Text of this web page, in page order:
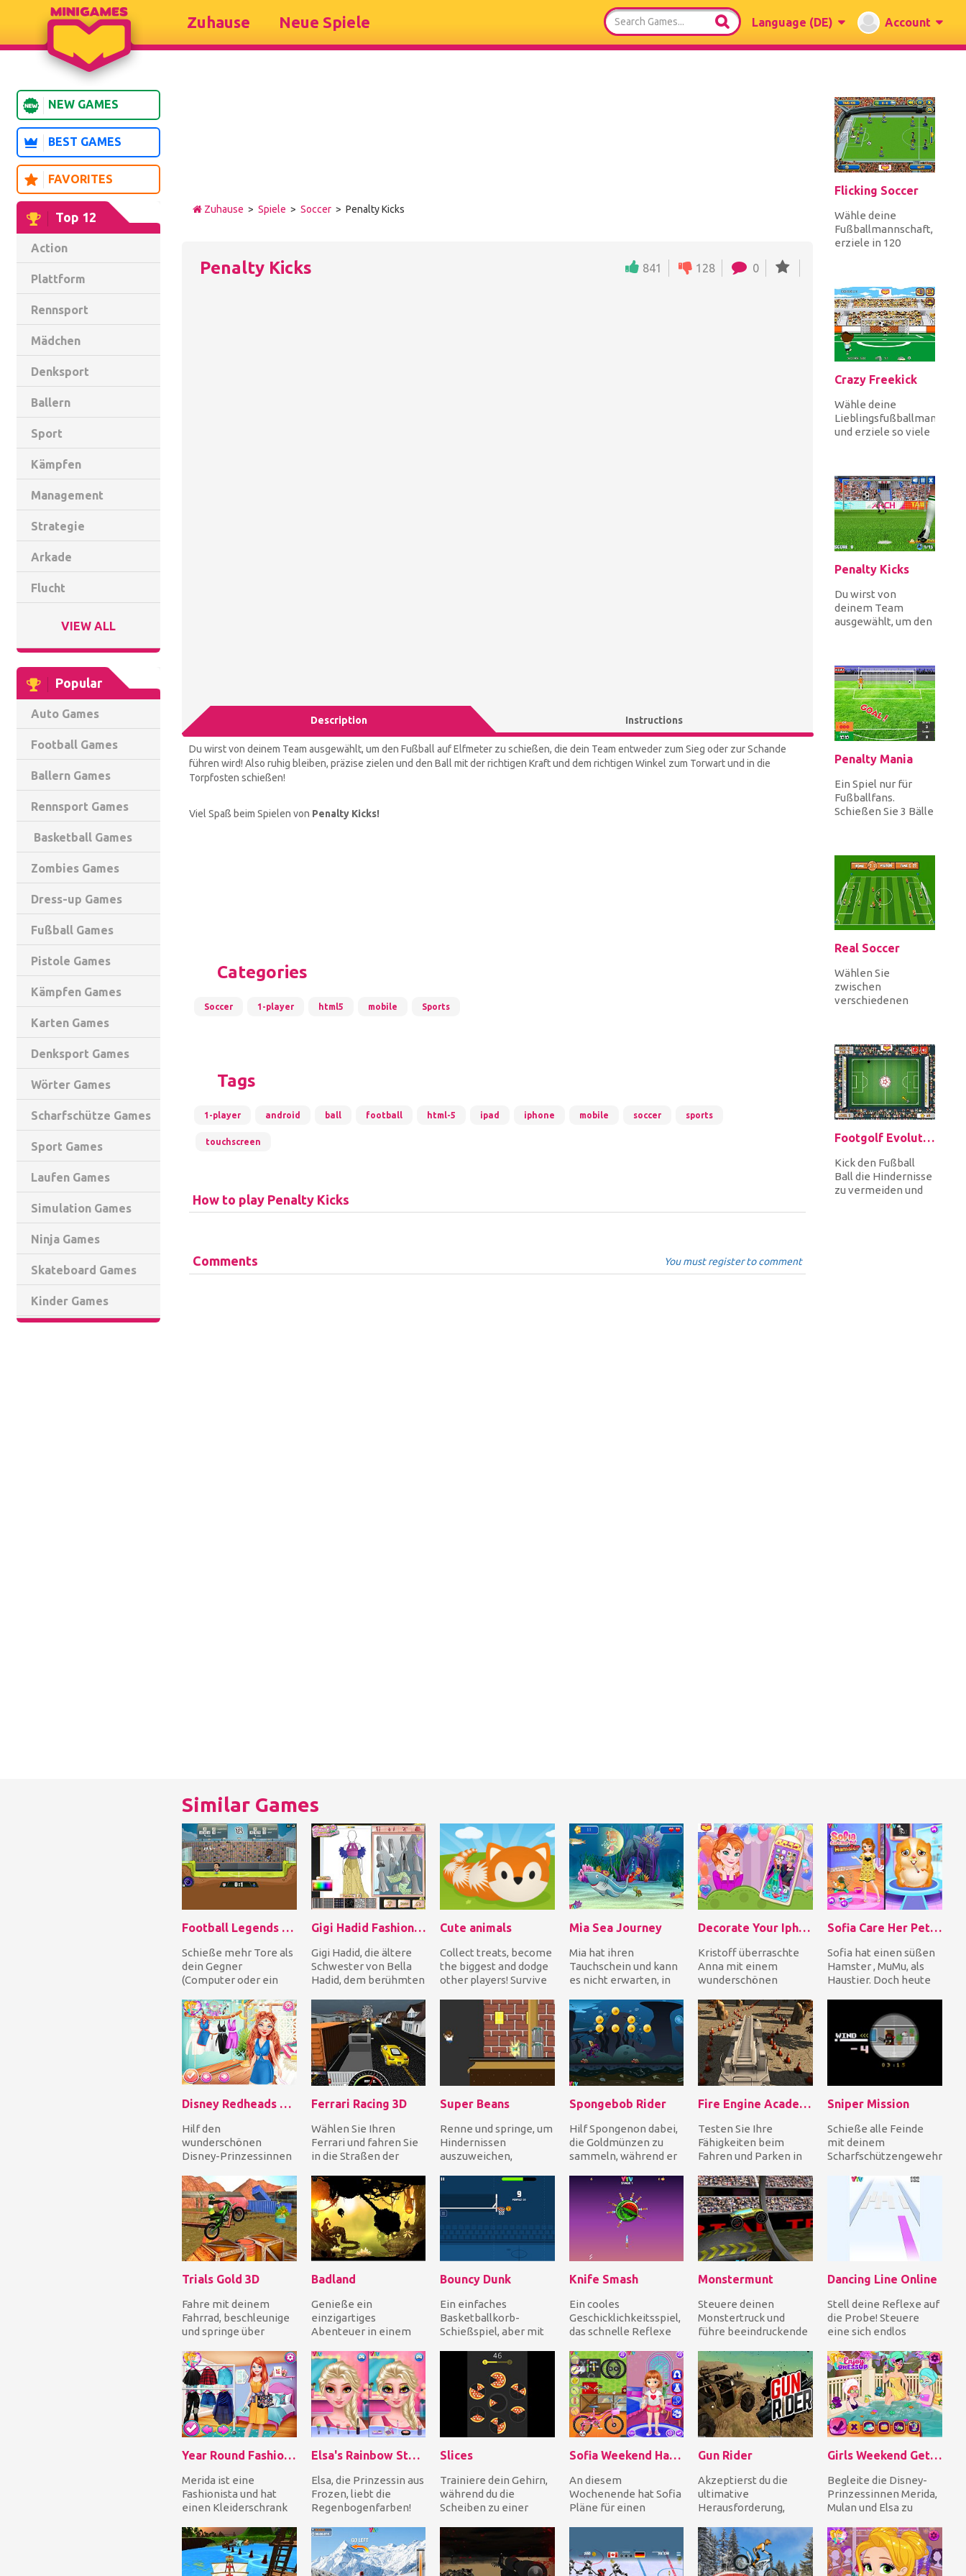
Language (DE) Account
Zuhause Neue Spiele
NEW GAMES
BEST GAMES
FAVORITES
Top 12
Action
Plattform
Rennsport
Mädchen
Denksport
Ballern
Sport
Kämpfen
Management
Strategie
Arkade
Flucht
VIEW ALL
Popular
Auto Games
Football Games
Ballern Games
Rennsport Games
Basketball Games
Zombies Games
Dress-up Games
Fußball Games
Pistole Games
Kämpfen Games
Karten Games
Denksport Games
Wörter Games
Scharfschütze Games
Sport Games
Laufen Games
Simulation Games
Ninja Games
Skateboard Games
Kinder Games
Zuhause > Spiele > Soccer> Penalty Kicks
Penalty Kicks 841 128 0
Description Instructions
Du wirst von deinem Team ausgewählt, um den Fußball auf Elfmeter zu schießen, die dein Team entweder zum Sieg oder zur Schande
führen wird! Also ruhig bleiben, präzise zielen und den Ball mit der richtigen Kraft und dem richtigen Winkel zum Torwart und in die
Torpfosten schießen!
Viel Spaß beim Spielen von Penalty Kicks!
Categories
Soccer 1-player html5 mobile Sports
Tags
1-player android ball football html-5 ipad iphone mobile soccer sports
touchscreen
How to play Penalty Kicks
Comments You must register to comment
Flicking Soccer
Wähle deine
Fußballmannschaft,
erziele in 120
und gewinne a...
Crazy Freekick
Wähle deine
und erziele so viele
Penalty Kicks
Du wirst von
deinem Team
ausgewählt, um den
Team entweder...
Penalty Mania
Ein Spiel nur für
Fußballfans.
Schießen Sie 3 Bälle
Real Soccer
Wählen Sie
zwischen
verschiedenen
Fähigkeiten und
betreten Sie das
Feld,...
Footgolf Evolution
Kick den Fußball
Ball die Hindernisse
zu vermeiden und
Similar Games
Football Legends 2016
Schieße mehr Tore als
dein Gegner
(Computer oder ein
Meisterschaft zu
gewinnen, ode...
Gigi Hadid Fashion Studio
Gigi Hadid, die ältere
Schwester von Bella
Hadid, dem berühmten
niederländisch-
palästin...
Cute animals
Collect treats, become
the biggest and dodge
other players! Survive
meet! Run...
Mia Sea Journey
Mia hat ihren
Tauchschein und kann
es nicht erwarten, in
abzutauchen! Hilf ih...
Decorate Your Iphone7
Kristoff überraschte
Anna mit einem
wunderschönen
einem iPhone 7. Hilf
Anna, si...
Sofia Care Her Pet Hamster
Sofia hat einen süßen
Hamster , MuMu, als
Haustier. Doch heute
Disney Redheads Boho Hairstyles
Hilf den
wunderschönen
Disney-Prinzessinnen
ihren Boho-Chic Style
zu finden...
Ferrari Racing 3D
Wählen Sie Ihren
Ferrari und fahren Sie
in die Straßen der
Münzen und kümmern
Sie...
Super Beans
Renne und springe, um
Hindernissen
auszuweichen,
glitzernden Sachen
und erreiche das End...
Spongebob Rider
Hilf Spongenon dabei,
die Goldmünzen zu
sammeln, während er
Drachen unter wasser
Fire Engine Academy 3D
Testen Sie Ihre
Fähigkeiten beim
Fahren und Parken in
Fahre vorsichtig zum
Ziel...
Sniper Mission
Schieße alle Feinde
mit deinem
Scharfschützengewehr
bevor die Zeit
abgelaufen i...
Trials Gold 3D
Fahre mit deinem
Fahrrad, beschleunige
und springe über
weitere fantastische
Hinde...
Badland
Genieße ein
einzigartiges
Abenteuer in einem
Märchenwald voller
verschiedener
Bewohner...
Bouncy Dunk
Ein einfaches
Basketballkorb-
Schießspiel, aber mit
Ball kann springen! In
Knife Smash
Ein cooles
Geschicklichkeitsspiel,
das schnelle Reflexe
Messer, um die Frü...
Monstermunt
Steuere deinen
Monstertruck und
führe beeindruckende
durch, um das
Publikum zum...
Dancing Line Online
Stell deine Reflexe auf
die Probe! Steuere
eine sich endlos
fliege blitzschnell...
Year Round Fashionista: Merida
Merida ist eine
Fashionista und hat
einen Kleiderschrank
und tollen Acces...
Elsa's Rainbow Style 1 Eye Makeup
Elsa, die Prinzessin aus
Frozen, liebt die
Regenbogenfarben!
innovatives neues
Augen...
Slices
Trainiere dein Gehirn,
während du die
Scheiben zu einer
zusammenstellst!
Tippe einf...
Sofia Weekend Happy Day
An diesem
Wochenende hat Sofia
Pläne für einen
zum Berg....
Gun Rider
Akzeptierst du die
ultimative
Herausforderung,
Gebiet zu fahren?
Wenn deine An...
Girls Weekend Getaway
Begleite die Disney-
Prinzessinnen Merida,
Mulan und Elsa zu
Wochenendausflug für
Mädchen! Begi...